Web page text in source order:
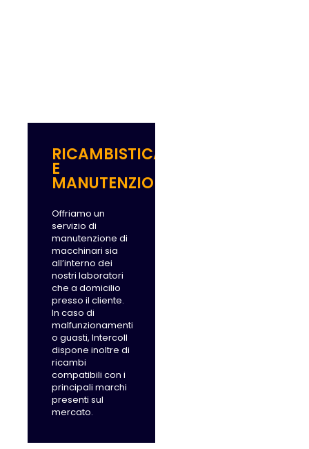
RICAMBISTICA
E
MANUTENZIONE
Offriamo un
servizio di
manutenzione di
macchinari sia
all’interno dei
nostri laboratori
che a domicilio
presso il cliente.
In caso di
malfunzionamenti
o guasti, Intercoll
dispone inoltre di
ricambi
compatibili con i
principali marchi
presenti sul
mercato.